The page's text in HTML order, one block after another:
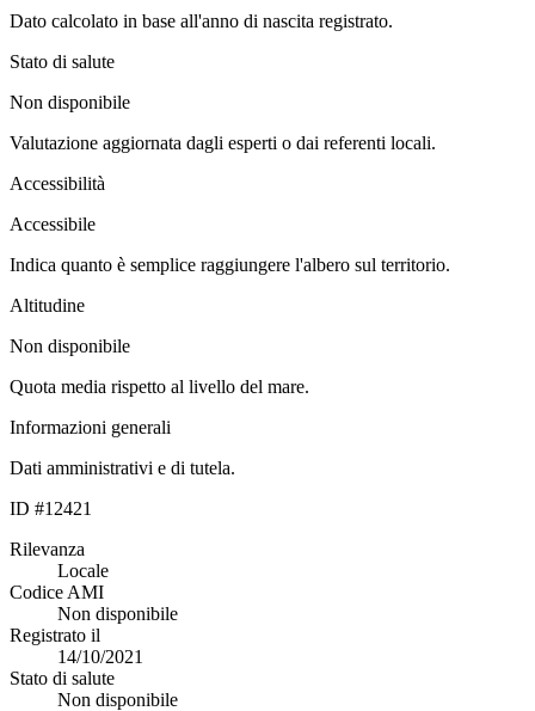
Dato calcolato in base all'anno di nascita registrato.
Stato di salute
Non disponibile
Valutazione aggiornata dagli esperti o dai referenti locali.
Accessibilità
Accessibile
Indica quanto è semplice raggiungere l'albero sul territorio.
Altitudine
Non disponibile
Quota media rispetto al livello del mare.
Informazioni generali
Dati amministrativi e di tutela.
ID #12421
Rilevanza
Locale
Codice AMI
Non disponibile
Registrato il
14/10/2021
Stato di salute
Non disponibile